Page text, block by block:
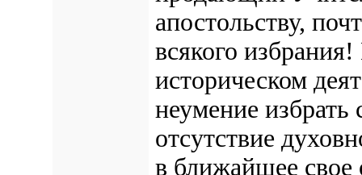
апостольству,
всякого
историческом
неумение избрать
отсутствие
в ближайшее свое